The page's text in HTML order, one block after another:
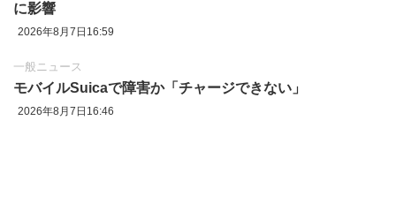
に影響
2026年8月7日16:59
一般ニュース
モバイルSuicaで障害か「チャージできない」
2026年8月7日16:46